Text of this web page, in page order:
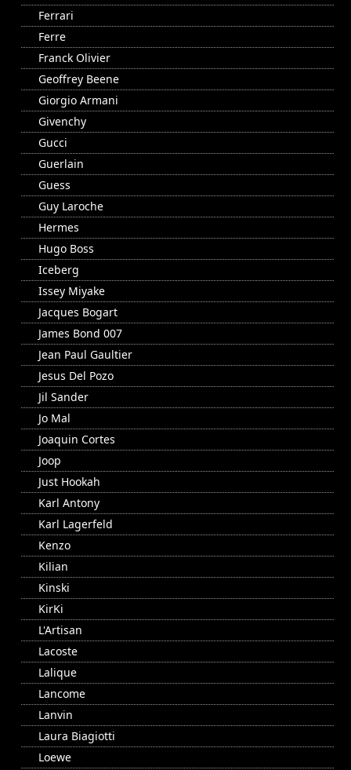
Ferrari
Ferre
Franck Olivier
Geoffrey Beene
Giorgio Armani
Givenchy
Gucci
Guerlain
Guess
Guy Laroche
Hermes
Hugo Boss
Iceberg
Issey Miyake
Jacques Bogart
James Bond 007
Jean Paul Gaultier
Jesus Del Pozo
Jil Sander
Jo Mal
Joaquin Cortes
Joop
Just Hookah
Karl Antony
Karl Lagerfeld
Kenzo
Kilian
Kinski
KirKi
L'Artisan
Lacoste
Lalique
Lancome
Lanvin
Laura Biagiotti
Loewe